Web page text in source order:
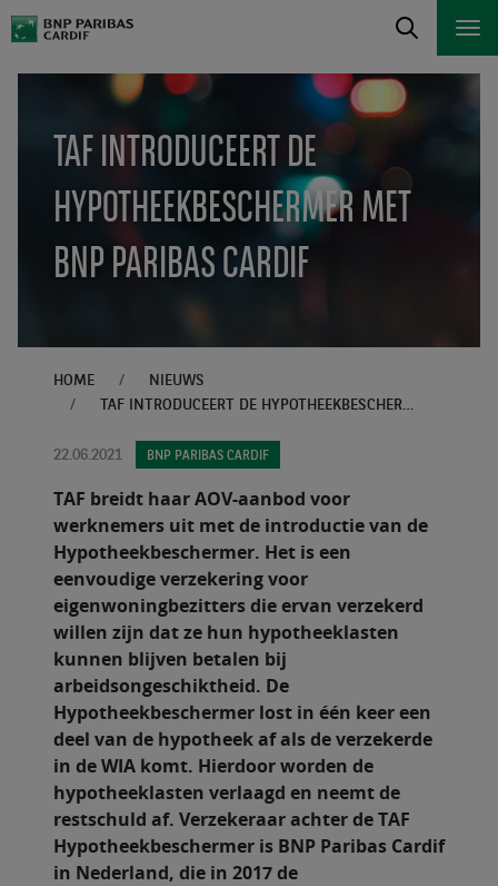
TAF INTRODUCEERT DE
HYPOTHEEKBESCHERMER MET
BNP PARIBAS CARDIF
HOME
NIEUWS
TAF INTRODUCEERT DE HYPOTHEEKBESCHERMER MET BNP PARIBAS CARDIF
22.06.2021 BNP PARIBAS CARDIF
TAF breidt haar AOV-aanbod voor
werknemers uit met de introductie van de
Hypotheekbeschermer. Het is een
eenvoudige verzekering voor
eigenwoningbezitters die ervan verzekerd
willen zijn dat ze hun hypotheeklasten
kunnen blijven betalen bij
arbeidsongeschiktheid. De
Hypotheekbeschermer lost in één keer een
deel van de hypotheek af als de verzekerde
in de WIA komt. Hierdoor worden de
hypotheeklasten verlaagd en neemt de
restschuld af. Verzekeraar achter de TAF
Hypotheekbeschermer is BNP Paribas Cardif
in Nederland, die in 2017 de